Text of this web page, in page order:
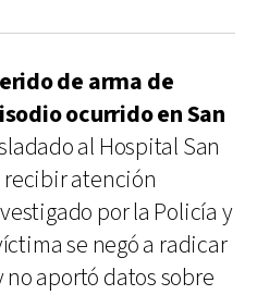
de arma de
ocurrido en San
al Hospital San
recibir atención
por la Policía y
se negó a radicar
aportó datos sobre